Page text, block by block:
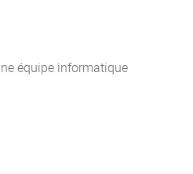
équipe informatique